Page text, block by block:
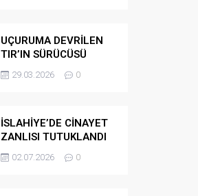
UÇURUMA DEVRİLEN
TIR’IN SÜRÜCÜSÜ
HAYATINI KAYBETTİ
29.03.2026 0
İSLAHİYE’DE CİNAYET
ZANLISI TUTUKLANDI
02.07.2026 0